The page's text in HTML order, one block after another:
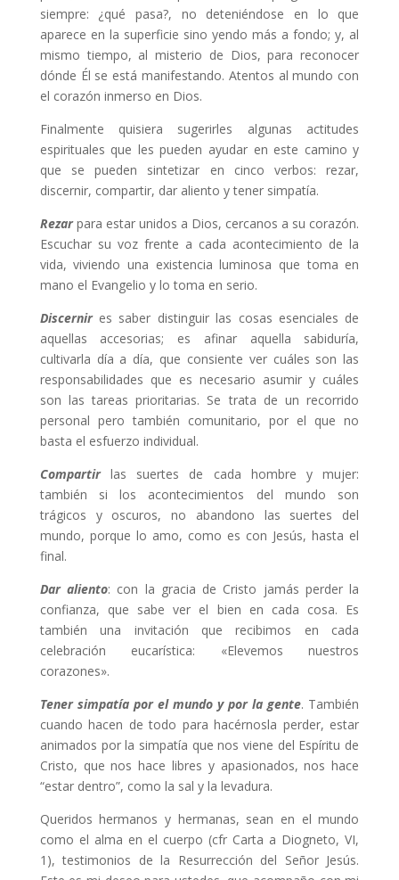
siempre: ¿qué pasa?, no deteniéndose en lo que
aparece en la superficie sino yendo más a fondo; y, al
mismo tiempo, al misterio de Dios, para reconocer
dónde Él se está manifestando. Atentos al mundo con
el corazón inmerso en Dios.
Finalmente quisiera sugerirles algunas actitudes
espirituales que les pueden ayudar en este camino y
que se pueden sintetizar en cinco verbos: rezar,
discernir, compartir, dar aliento y tener simpatía.
Rezar para estar unidos a Dios, cercanos a su corazón.
Escuchar su voz frente a cada acontecimiento de la
vida, viviendo una existencia luminosa que toma en
mano el Evangelio y lo toma en serio.
Discernir es saber distinguir las cosas esenciales de
aquellas accesorias; es afinar aquella sabiduría,
cultivarla día a día, que consiente ver cuáles son las
responsabilidades que es necesario asumir y cuáles
son las tareas prioritarias. Se trata de un recorrido
personal pero también comunitario, por el que no
basta el esfuerzo individual.
Compartir las suertes de cada hombre y mujer:
también si los acontecimientos del mundo son
trágicos y oscuros, no abandono las suertes del
mundo, porque lo amo, como es con Jesús, hasta el
final.
Dar aliento: con la gracia de Cristo jamás perder la
confianza, que sabe ver el bien en cada cosa. Es
también una invitación que recibimos en cada
celebración eucarística: «Elevemos nuestros
corazones».
Tener simpatía por el mundo y por la gente. También
cuando hacen de todo para hacérnosla perder, estar
animados por la simpatía que nos viene del Espíritu de
Cristo, que nos hace libres y apasionados, nos hace
“estar dentro”, como la sal y la levadura.
Queridos hermanos y hermanas, sean en el mundo
como el alma en el cuerpo (cfr Carta a Diogneto, VI,
1), testimonios de la Resurrección del Señor Jesús.